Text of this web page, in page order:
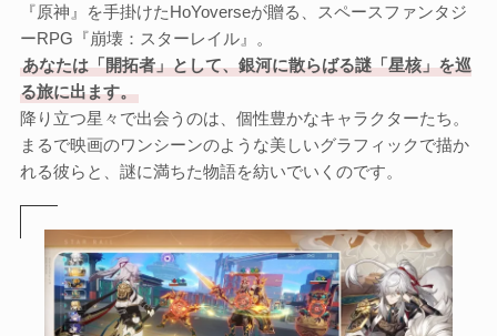
『原神』を手掛けたHoYoverseが贈る、スペースファンタジ
ーRPG『崩壊：スターレイル』。
あなたは「開拓者」として、銀河に散らばる謎「星核」を巡
る旅に出ます。
降り立つ星々で出会うのは、個性豊かなキャラクターたち。
まるで映画のワンシーンのような美しいグラフィックで描か
れる彼らと、謎に満ちた物語を紡いでいくのです。